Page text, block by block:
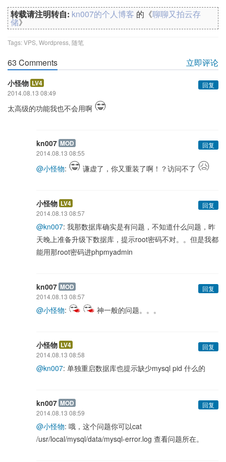
转载请注明转自: kn007的个人博客 的《聊聊又拍云存
储》
Tags:VPS Wordpress 随笔
63 Comments 立即评论
小怪物 LV4
回复
2014.08.13 08:49
太高级的功能我也不会用啊
kn007 MOD
回复
2014.08.13 08:55
@小怪物: 谦虚了，你又重装了啊！？访问不了
小怪物 LV4
回复
2014.08.13 08:57
@kn007: 我那数据库确实是有问题，不知道什么问题，昨
天晚上准备升级下数据库，提示root密码不对。。但是我都
能用那root密码进phpmyadmin
kn007 MOD
回复
2014.08.13 08:57
@小怪物: 神一般的问题。。。
小怪物 LV4
回复
2014.08.13 08:58
@kn007: 单独重启数据库也提示缺少mysql pid 什么的
kn007 MOD
回复
2014.08.13 08:59
@小怪物: 哦，这个问题你可以cat
/usr/local/mysql/data/mysql-error.log 查看问题所在。